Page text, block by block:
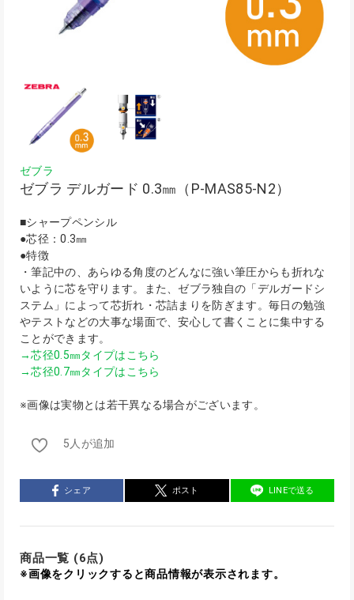
ゼブラ
ゼブラ デルガード 0.3㎜（P-MAS85-N2）
■シャープペンシル
●芯径：0.3㎜
●特徴
・筆記中の、あらゆる角度のどんなに強い筆圧からも折れな
いように芯を守ります。また、ゼブラ独自の「デルガードシ
ステム」によって芯折れ・芯詰まりを防ぎます。毎日の勉強
やテストなどの大事な場面で、安心して書くことに集中する
ことができます。
→芯径0.5㎜タイプはこちら
→芯径0.7㎜タイプはこちら
※画像は実物とは若干異なる場合がございます。
5人が追加
シェア ポスト LINEで送る
商品一覧 (6点)
※画像をクリックすると商品情報が表示されます。